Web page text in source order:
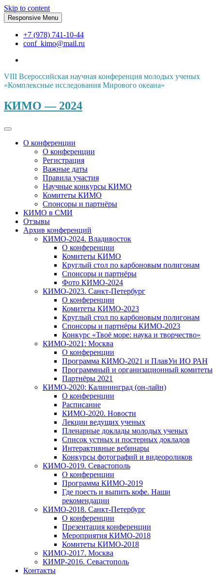
Skip to content
Responsive Menu
+7 (978) 741-10-44
conf_kimo@mail.ru
VIII Всероссийская научная конференция молодых ученых
«Комплексные исследования Мирового океана»
КИМО — 2024
О конференции
О конференции
Регистрация
Важные даты
Правила участия
Научные конкурсы КИМО
Комитеты КИМО
Спонсоры и партнёры
КИМО в СМИ
Отзывы
Архив конференций
КИМО-2024. Владивосток
О конференции
Комитеты КИМО
Круглый стол по карбоновым полигонам
Спонсоры и партнёры
Фото КИМО-2024
КИМО-2023. Санкт-Петербург
О конференции
Комитеты КИМО-2023
Круглый стол по карбоновым полигонам
Спонсоры и партнёры КИМО-2023
Конкурс «Твоё море: наука и творчество»
КИМО-2021: Москва
О конференции
Программа КИМО-2021 и ПлавУн ИО РАН
Программный и организационный комитеты
Партнёры 2021
КИМО-2020: Калининград (он-лайн)
О конференции
Расписание
КИМО-2020. Новости
Лекции ведущих ученых
Пленарные доклады молодых ученых
Список устных и постерных докладов
Интерактивные вебинары
Конкурсы фотографий и видеороликов
КИМО-2019. Севастополь
О конференции
Программа КИМО-2019
Где поесть и выпить кофе. Наши
рекомендации
КИМО-2018. Санкт-Петербург
О конференции
Презентация конференции
Мероприятия КИМО-2018
Комитеты КИМО-2018
КИМО-2017. Москва
КИМР-2016. Севастополь
Контакты